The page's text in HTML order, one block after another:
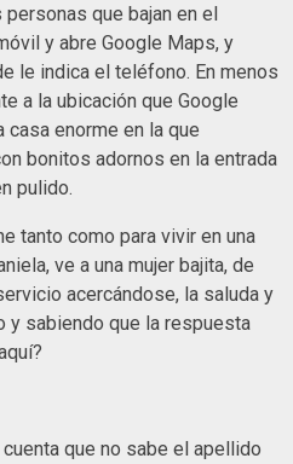
que bajan en el
y abre Google Maps, y
le indica el teléfono. En menos
a la ubicación que Google
casa enorme en la que
bonitos adornos en la entrada
pulido.
tanto como para vivir en una
ve a una mujer bajita, de
acercándose, la saluda y
y sabiendo que la respuesta
que no sabe el apellido